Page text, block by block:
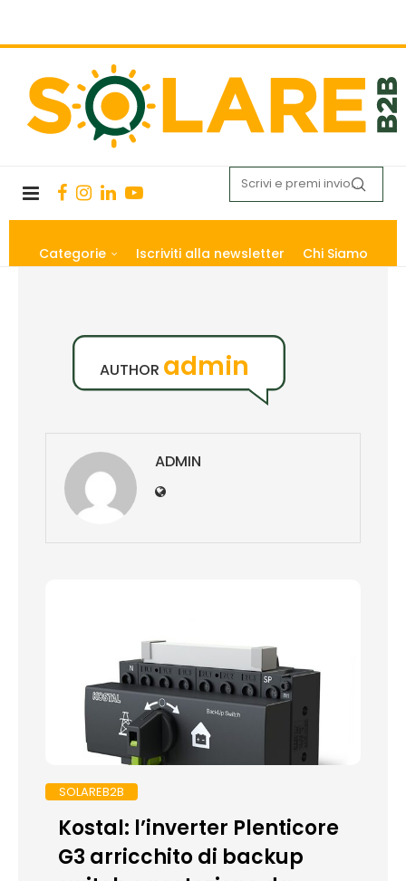
Categorie Iscriviti alla newsletter Chi Siamo
AUTHOR admin
ADMIN
SOLAREB2B
Kostal: l’inverter Plenticore
G3 arricchito di backup